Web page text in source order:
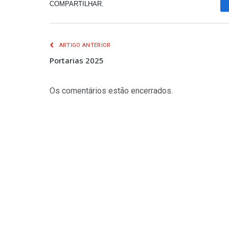
COMPARTILHAR.
ARTIGO ANTERIOR
Portarias 2025
Os comentários estão encerrados.